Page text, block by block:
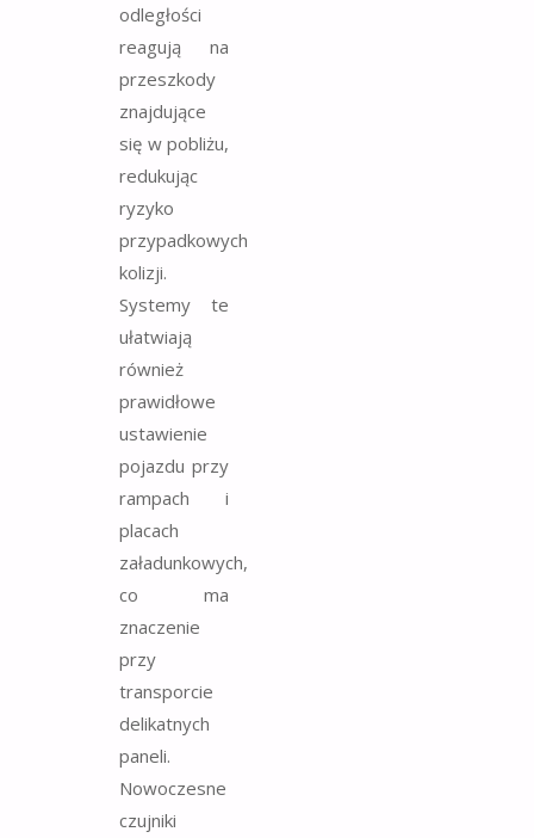
odległości
reagują na
przeszkody
znajdujące
się w pobliżu,
redukując
ryzyko
przypadkowych
kolizji.
Systemy te
ułatwiają
również
prawidłowe
ustawienie
pojazdu przy
rampach i
placach
załadunkowych,
co ma
znaczenie
przy
transporcie
delikatnych
paneli.
Nowoczesne
czujniki